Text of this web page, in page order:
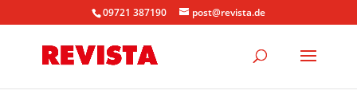
09721 387190 post@revista.de